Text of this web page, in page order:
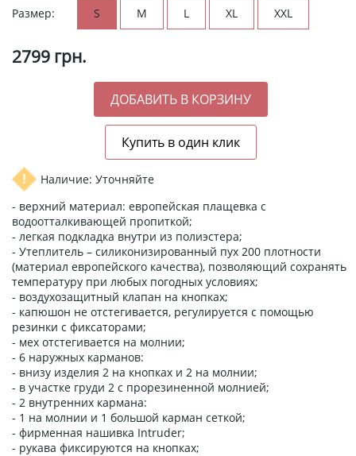
Размер: S M L XL XXL
2799 грн.
Наличие: Уточняйте
- верхний материал: европейская плащевка с
водоотталкивающей пропиткой;
- легкая подкладка внутри из полиэстера;
- Утеплитель – силиконизированный пух 200 плотности
(материал европейского качества), позволяющий сохранять
температуру при любых погодных условиях;
- воздухозащитный клапан на кнопках;
- капюшон не отстегивается, регулируется с помощью
резинки с фиксаторами;
- мех отстегивается на молнии;
- 6 наружных карманов:
- внизу изделия 2 на кнопках и 2 на молнии;
- в участке груди 2 с прорезиненной молнией;
- 2 внутренних кармана:
- 1 на молнии и 1 большой карман сеткой;
- фирменная нашивка Intruder;
- рукава фиксируются на кнопках;